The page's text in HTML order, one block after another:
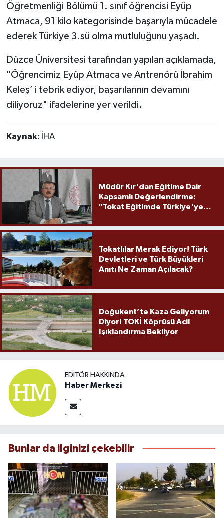
Öğretmenliği Bölümü 1. sınıf öğrencisi Eyüp
Atmaca, 91 kilo kategorisinde başarıyla mücadele
ederek Türkiye 3.sü olma mutluluğunu yaşadı.
Düzce Üniversitesi tarafından yapılan açıklamada,
"Öğrencimiz Eyüp Atmaca ve Antrenörü İbrahim
Keleş’ i tebrik ediyor, başarılarının devamını
diliyoruz" ifadelerine yer verildi.
Kaynak: İHA
Müdür Kır'dan Eğitime Dair
Kapsamlı Değerlendirme:
"Tokat Eğitimde Türkiye'ye
Tokatlılar Merak Ediyor! Türk
Devletleri ve Türk Büyükleri
Anıtı Ne Zaman Açılacak?
Doğukent’te Kaza Geliyorum
Diyor! TOKİ Köprüsü Acil
Işıklandırma Bekliyor
EDITÖR HAKKINDA
Haber Merkezi
Bunlar da ilginizi çekebilir